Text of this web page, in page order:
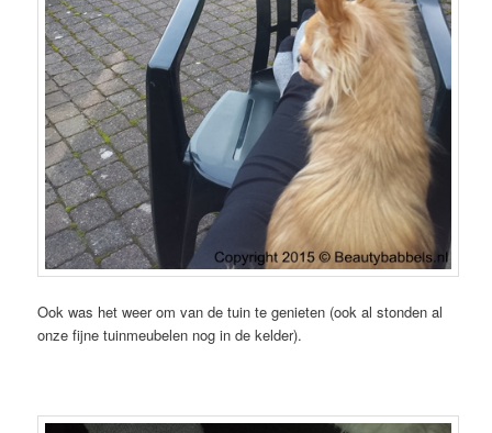
Ook was het weer om van de tuin te genieten (ook al stonden al
onze fijne tuinmeubelen nog in de kelder).